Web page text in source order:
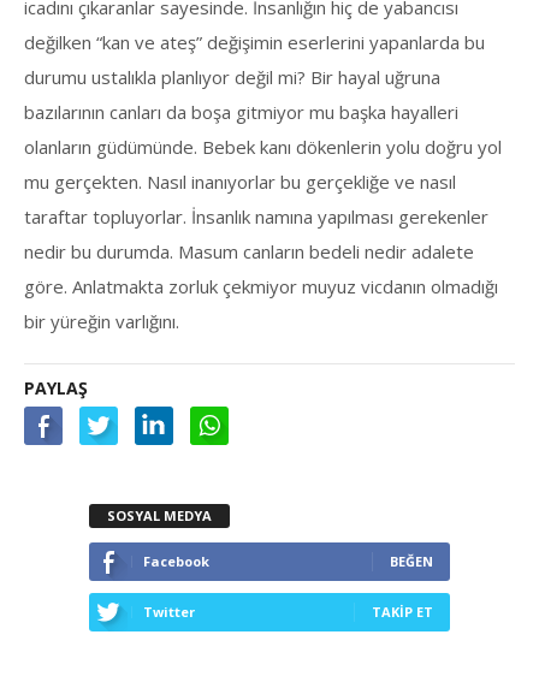
icadını çıkaranlar sayesinde. İnsanlığın hiç de yabancısı
değilken “kan ve ateş” değişimin eserlerini yapanlarda bu
durumu ustalıkla planlıyor değil mi? Bir hayal uğruna
bazılarının canları da boşa gitmiyor mu başka hayalleri
olanların güdümünde. Bebek kanı dökenlerin yolu doğru yol
mu gerçekten. Nasıl inanıyorlar bu gerçekliğe ve nasıl
taraftar topluyorlar. İnsanlık namına yapılması gerekenler
nedir bu durumda. Masum canların bedeli nedir adalete
göre. Anlatmakta zorluk çekmiyor muyuz vicdanın olmadığı
bir yüreğin varlığını.
PAYLAŞ
SOSYAL MEDYA
Facebook BEĞEN
Twitter TAKİP ET